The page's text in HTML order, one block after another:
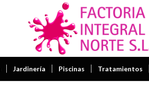
Jardinería Piscinas Tratamientos